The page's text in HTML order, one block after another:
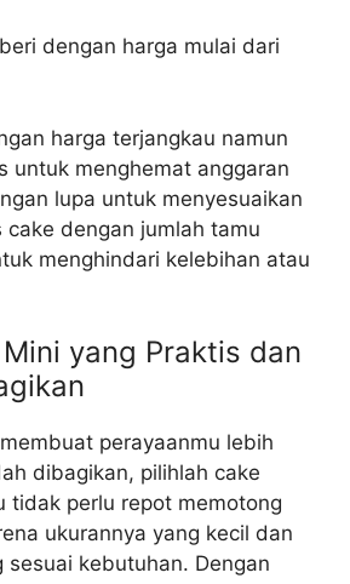
dengan harga mulai dari
harga terjangkau namun
untuk menghemat anggaran
lupa untuk menyesuaikan
cake dengan jumlah tamu
menghindari kelebihan atau
yang Praktis dan
perayaanmu lebih
dibagikan, pilihlah cake
tidak perlu repot memotong
ukurannya yang kecil dan
sesuai kebutuhan. Dengan